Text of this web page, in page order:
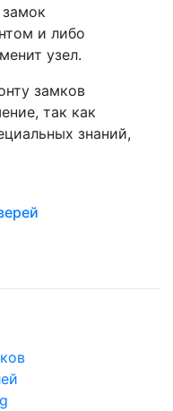
и либо
узел.
замков
так как
знаний,